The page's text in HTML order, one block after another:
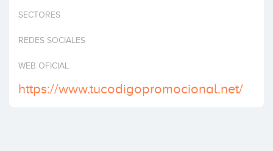
Invertir
SECTORES
REDES SOCIALES
WEB OFICIAL
https://www.tucodigopromocional.net/